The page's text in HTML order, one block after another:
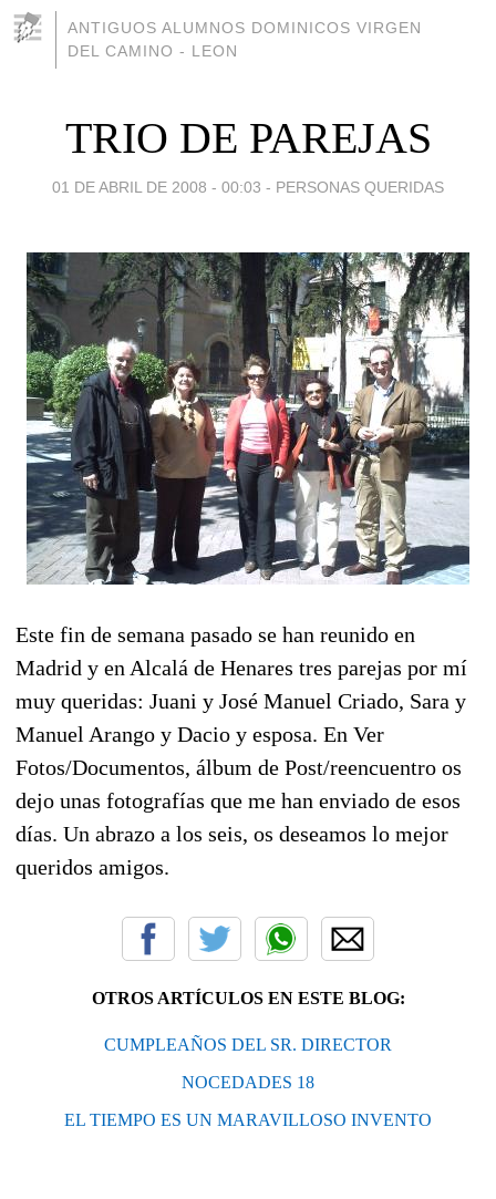
ANTIGUOS ALUMNOS DOMINICOS VIRGEN
DEL CAMINO - LEON
TRIO DE PAREJAS
01 DE ABRIL DE 2008 - 00:03 - PERSONAS QUERIDAS
Este fin de semana pasado se han reunido en
Madrid y en Alcalá de Henares tres parejas por mí
muy queridas: Juani y José Manuel Criado, Sara y
Manuel Arango y Dacio y esposa. En Ver
Fotos/Documentos, álbum de Post/reencuentro os
dejo unas fotografías que me han enviado de esos
días. Un abrazo a los seis, os deseamos lo mejor
queridos amigos.
OTROS ARTÍCULOS EN ESTE BLOG:
CUMPLEAÑOS DEL SR. DIRECTOR
NOCEDADES 18
EL TIEMPO ES UN MARAVILLOSO INVENTO